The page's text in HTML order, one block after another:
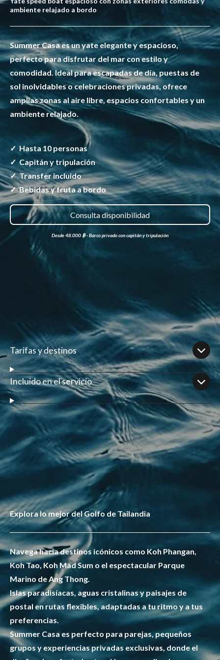
hotel ida y vuelta
Summer Casa es un yate elegante y espacioso,
perfecto para disfrutar del mar con estilo y
comodidad. Ideal para escapadas de día, puestas de
sol inolvidables o celebraciones privadas, ofrece
amplias zonas al aire libre, espacios confortables y un
ambiente relajado.
✓ Hasta 10 personas
✓ Capitán y tripulación
✓ Transfer incluido
✓ Bebidas y fruta a bordo
Consulta disponibilidad
Desde 48.000 ฿ · Barco privado con capitán y tripulación
Tarifas y destinos
Incluido en el servicio
Explora lo mejor del Golfo de Tailandia
Navega hacia destinos icónicos como Koh Phangan,
Koh Tao, Koh Mad Sum o el espectacular Parque
Marino de Ang Thong.
Islas paradisíacas, aguas cristalinas y paisajes de
postal en rutas flexibles, adaptadas a tu ritmo y a tus
preferencias.
Summer Casa es perfecto para parejas, pequeños
grupos y experiencias privadas exclusivas, donde el